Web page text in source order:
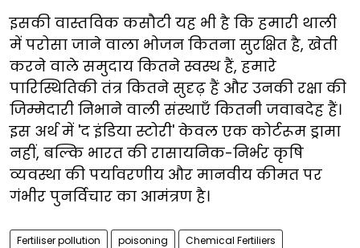
इसकी वास्तविक कसौटी यह भी है कि हमारी थाली
में परोसा जाने वाला भोजन कितना सुरक्षित है, खेती
करने वाले समुदाय कितने स्वस्थ हैं, हमारे
पारिस्थितिकी तंत्र कितने सुदृढ़ हैं और उनकी रक्षा की
जिम्मेदारी निभाने वाली संस्थाएँ कितनी जवाबदेह हैं।
इस अर्थ में 'द इंडिया स्टोरी' केवल एक कोर्टरूम ड्रामा
नहीं, बल्कि भारत की रासायनिक-निर्भर कृषि
व्यवस्था की पर्यावरणीय और मानवीय कीमत पर
गंभीर पुनर्विचार का आमंत्रण है।
Fertiliser pollution poisoning Chemical Fertiliers